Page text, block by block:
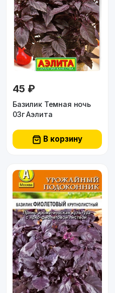
45 ₽
Базилик Темная ночь
03г Аэлита
В корзину